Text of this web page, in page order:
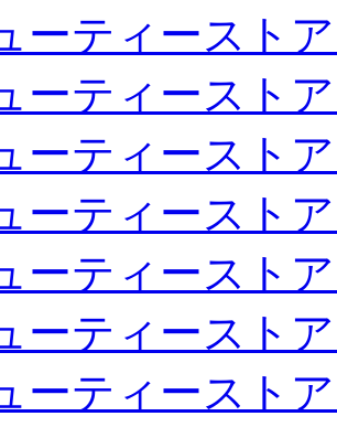
ーティースト
ーティースト
ーティースト
ーティースト
ーティースト
ーティースト
ーティースト